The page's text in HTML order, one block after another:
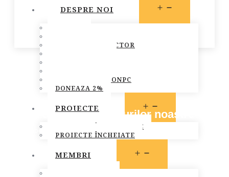
DESPRE NOI
CONSILIUL DIRECTOR
RAPOARTELE FONPC
DONEAZA 2%
PROIECTE
MENU
PROIECTE ÎN DERULARE
PROIECTE ÎNCHEIATE
MEMBRI
Pentru cucerirea drepturilor noastre
September 8, 2013